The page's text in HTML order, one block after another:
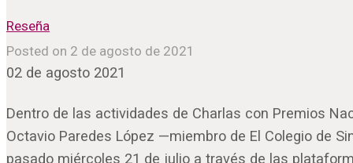
Reseña
Posted on 2 de agosto de 2021
02 de agosto 2021
Dentro de las actividades de Charlas con Premios
Octavio Paredes López —miembro de El Colegio de
pasado miércoles 21 de julio a través de las